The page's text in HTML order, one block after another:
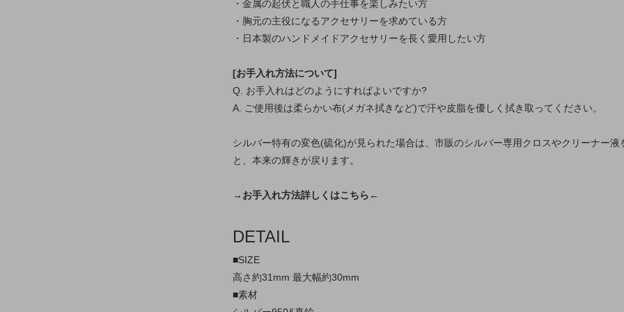
・金属の起伏と職人の手仕事を楽しみたい方
・胸元の主役になるアクセサリーを求めている方
・日本製のハンドメイドアクセサリーを長く愛用したい方
[お手入れ方法について]
Q. お手入れはどのようにすればよいですか?
A. ご使用後は柔らかい布(メガネ拭きなど)で汗や皮脂を優しく拭き取ってください。
シルバー特有の変色(硫化)が見られた場合は、市販のシルバー専用クロスやクリーナー液
と、本来の輝きが戻ります。
→お手入れ方法詳しくはこちら←
DETAIL
■SIZE
高さ約31mm 最大幅約30mm
■素材